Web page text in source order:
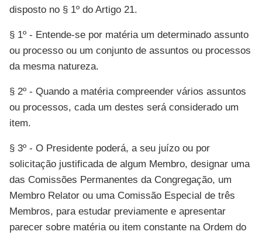
disposto no § 1º do Artigo 21.
§ 1º - Entende-se por matéria um determinado assunto
ou processo ou um conjunto de assuntos ou processos
da mesma natureza.
§ 2º - Quando a matéria compreender vários assuntos
ou processos, cada um destes será considerado um
item.
§ 3º - O Presidente poderá, a seu juízo ou por
solicitação justificada de algum Membro, designar uma
das Comissões Permanentes da Congregação, um
Membro Relator ou uma Comissão Especial de três
Membros, para estudar previamente e apresentar
parecer sobre matéria ou item constante na Ordem do